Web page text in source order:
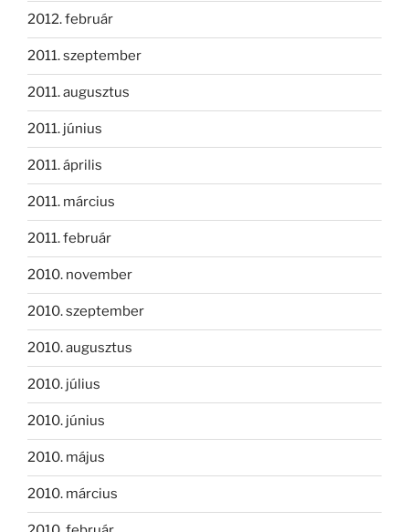
2012. február
2011. szeptember
2011. augusztus
2011. június
2011. április
2011. március
2011. február
2010. november
2010. szeptember
2010. augusztus
2010. július
2010. június
2010. május
2010. március